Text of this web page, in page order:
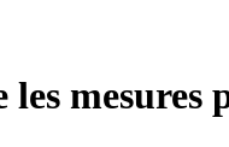
les